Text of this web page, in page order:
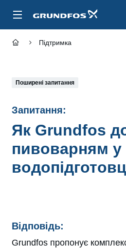
Підтримка
Поширені запитання
Запитання:
Як Grundfos
пивоварням у
Відповідь:
Grundfos пропонує